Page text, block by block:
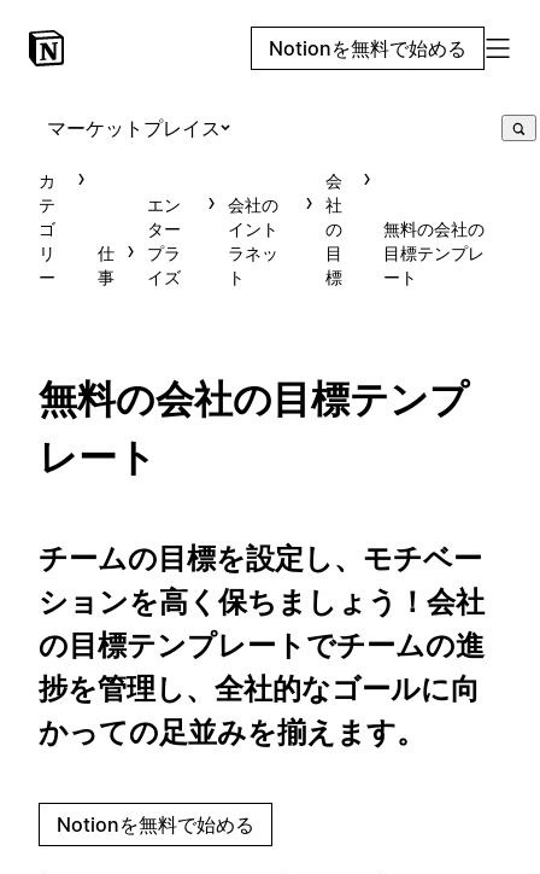
Notionを無料で始める
マーケットプレイス
カ
テ
ゴ
リ
ー
仕
事
エン
ター
プラ
イズ
会社の
イント
ラネッ
ト
会
社
の
目
標
無料の会社の
目標テンプレ
ート
無料の会社の目標テンプ
レート
チームの目標を設定し、モチベー
ションを高く保ちましょう！会社
の目標テンプレートでチームの進
捗を管理し、全社的なゴールに向
かっての足並みを揃えます。
Notionを無料で始める